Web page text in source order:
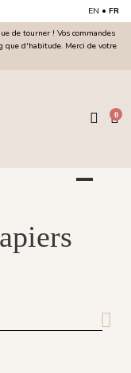
EN • FR
de tourner ! Vos commandes
que d'habitude. Merci de votre
0